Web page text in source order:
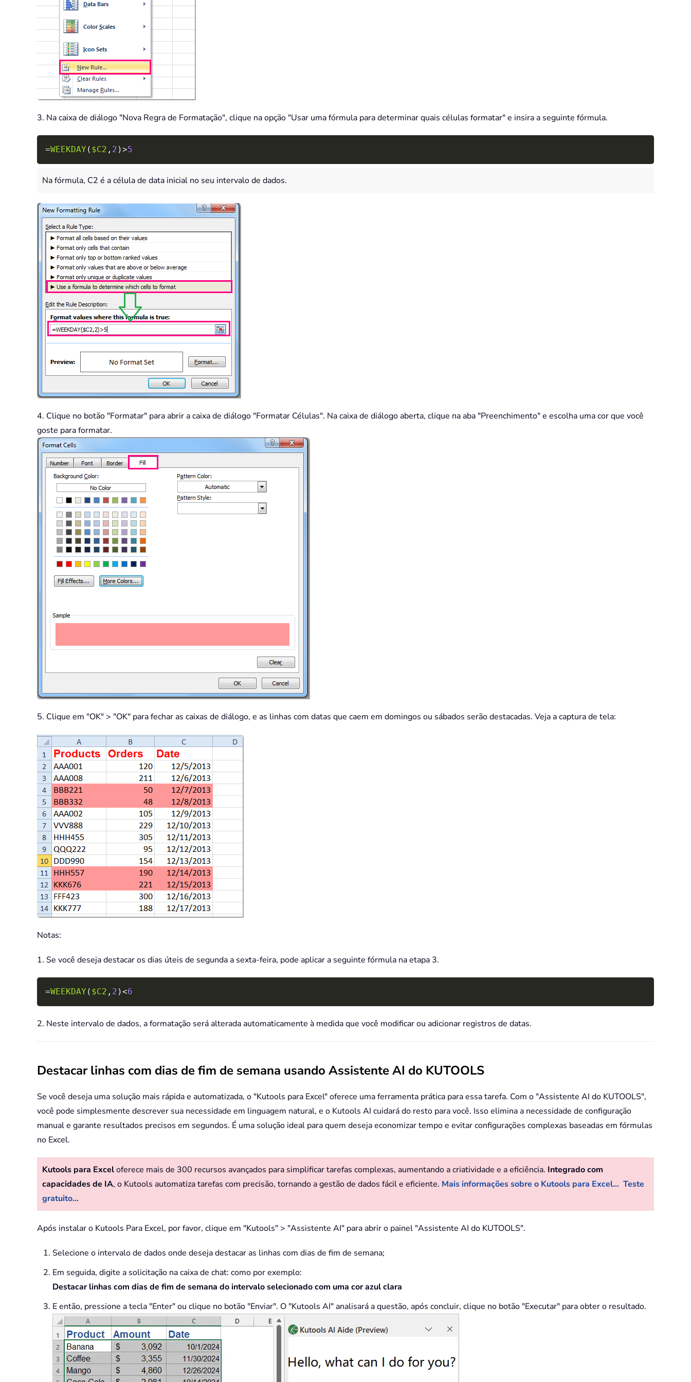
3. Na caixa de diálogo "Nova Regra de Formatação", clique na opção "Usar uma fórmula para determinar quais células formatar" e insira a seguinte fórmula.
=WEEKDAY ( $C2 , 2 )>5
Na fórmula, C2 é a célula de data inicial no seu intervalo de dados.
4. Clique no botão "Formatar" para abrir a caixa de diálogo "Formatar Células". Na caixa de diálogo aberta, clique na aba "Preenchimento" e escolha uma cor que você
goste para formatar.
5. Clique em "OK" > "OK" para fechar as caixas de diálogo, e as linhas com datas que caem em domingos ou sábados serão destacadas. Veja a captura de tela:
Notas:
1. Se você deseja destacar os dias úteis de segunda a sexta-feira, pode aplicar a seguinte fórmula na etapa 3.
=WEEKDAY ( $C2 , 2 )<6
2. Neste intervalo de dados, a formatação será alterada automaticamente à medida que você modificar ou adicionar registros de datas.
Destacar linhas com dias de fim de semana usando Assistente AI do KUTOOLS
Se você deseja uma solução mais rápida e automatizada, o "Kutools para Excel" oferece uma ferramenta prática para essa tarefa. Com o "Assistente AI do KUTOOLS",
você pode simplesmente descrever sua necessidade em linguagem natural, e o Kutools AI cuidará do resto para você. Isso elimina a necessidade de configuração
manual e garante resultados precisos em segundos. É uma solução ideal para quem deseja economizar tempo e evitar configurações complexas baseadas em fórmulas
no Excel.
Kutools para Exceloferece mais de 300 recursos avançados para simplificar tarefas complexas, aumentando a criatividade e a eficiência. Integrado com
capacidades de IA, o Kutools automatiza tarefas com precisão, tornando a gestão de dados fácil e eficiente. Mais informações sobre o Kutools para Excel... Teste
gratuito...
Após instalar o Kutools Para Excel, por favor, clique em "Kutools" > "Assistente AI" para abrir o painel "Assistente AI do KUTOOLS".
Selecione o intervalo de dados onde deseja destacar as linhas com dias de fim de semana;
Em seguida, digite a solicitação na caixa de chat: como por exemplo:
Destacar linhas com dias de fim de semana do intervalo selecionado com uma cor azul clara
E então, pressione a tecla "Enter" ou clique no botão "Enviar". O "Kutools AI" analisará a questão, após concluir, clique no botão "Executar" para obter o resultado.